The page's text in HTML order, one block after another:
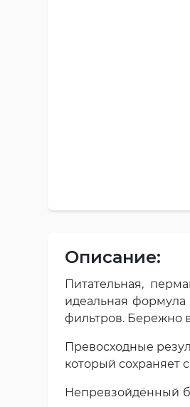
Описание:
Питательная,
идеальная
фильтров. Бережно
Превосходные
который сохраняет
Непревзойдённый